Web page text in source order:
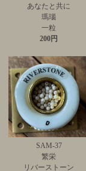
あなたと共に
瑪瑙
一粒
200円
SAM-37
繁栄
リバーストーン